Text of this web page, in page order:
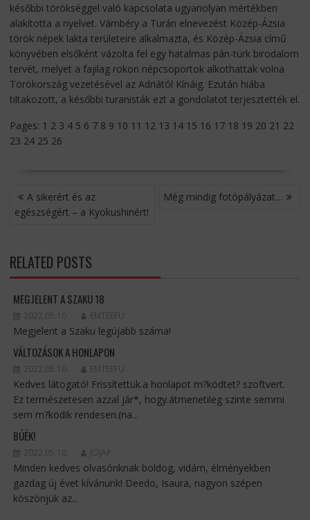
későbbi törökséggel való kapcsolata ugyanolyan mértékben
alakította a nyelvet. Vámbéry a Turán elnevezést Közép-Ázsia
török népek lakta területeire alkalmazta, és Közép-Ázsia című
könyvében elsőként vázolta fel egy hatalmas pán-türk birodalom
tervét, melyet a fajilag rokon népcsoportok alkothattak volna
Törökország vezetésével az Adriától Kínáig. Ezután hiába
tiltakozott, a későbbi turanisták ezt a gondolatot terjesztették el.
Pages: 1 2 3 4 5 6 7 8 9 10 11 12 13 14 15 16 17 18 19 20 21 22
23 24 25 26
BEJEGYZÉS
NAVIGÁCIÓ
A sikerért és az
egészségért – a Kyokushinért!
Még mindig fotópályázat…
RELATED POSTS
MEGJELENT A SZAKU 18
2022.05.10. EMTEEFU
Megjelent a Szaku legújabb száma!
VÁLTOZÁSOK A HONLAPON
2022.05.10. EMTEEFU
Kedves látogató! Frissítettük.a honlapot m?ködtet? szoftvert.
Ez természetesen azzal jár*, hogy.átmenetileg szinte semmi
sem m?ködik rendesen.(na...
BÚÉK!
2022.05.10. JOJAP
Minden kedves olvasónknak boldog, vidám, élményekben
gazdag új évet kívánunk! Deedo, Isaura, nagyon szépen
köszönjük az...